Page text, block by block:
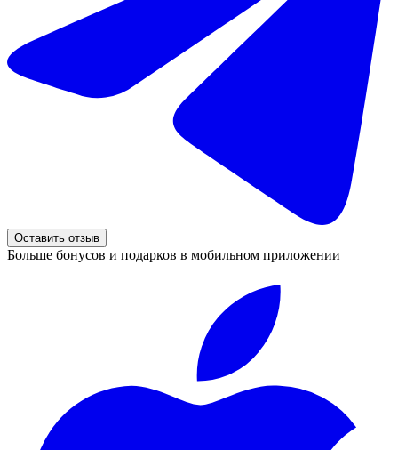
Оставить отзыв
Больше бонусов и подарков в мобильном приложении